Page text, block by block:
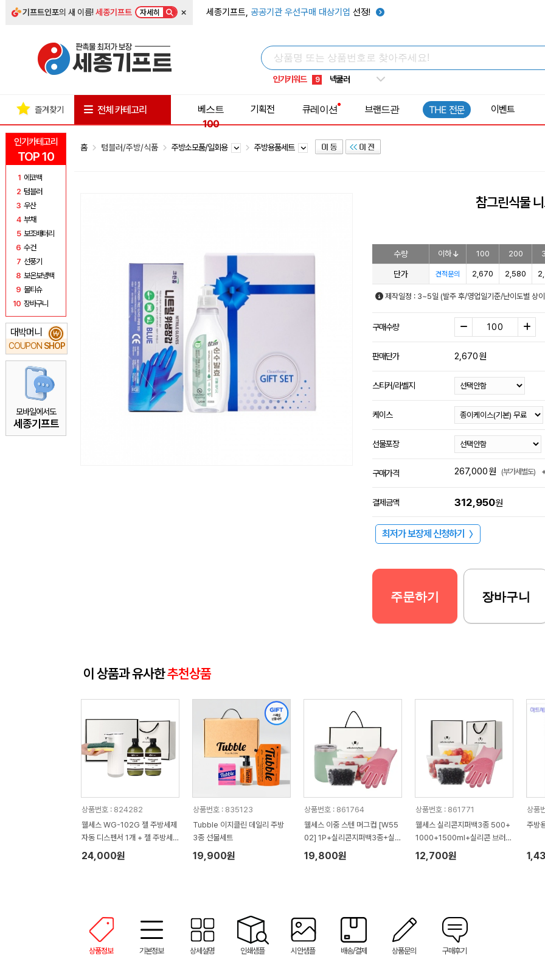
기프트인포의 새 이름!세종기프트 자세히 × 세종기프트, 공공기관 우선구매 대상기업 선정!
인기키워드
5 키캡
8 쿨토시
9 넥쿨러
1 선풍기
인기카테고리
TOP 10
1 에코백
2 텀블러
3 우산
4 부채
5 보조배터리
6 수건
7 선풍기
8 보온보냉백
9 물티슈
10 장바구니
대박머니
COUPON SHOP
₩
모바일에서도
세종기프트
즐겨찾기 전체 카테고리
베스트
100
기획전 큐레이션 브랜드관 THE 전문 이벤트
홈 텀블러/주방/식품 주방소모품/일회용 주방용품세트
참그린식물
수량 이하 100 200
단가 견적문의 2,670 2,580
제작일정 : 3~5일 (발주 후/영업일기준/난이도별 상
구매수량
판매단가 2,670원
스티커/라벨지
케이스
선물포장
구매가격 267,000원 (부가세별도)
결제금액 312,950원
최저가 보장제 신청하기 〉
주문하기 장바구니
이 상품과 유사한추천상품
상품번호 : 824282
웰세스 WG-102G 젤 주방세제
자동 디스펜서 1개 + 젤 주방세
제 리필 2개 (500ml)
24,000원
상품번호 : 835123
Tubble 이지클린 데일리 주방
3종 선물세트
19,900원
상품번호 : 861764
웰세스 이중 스텐 머그컵 [W55
02] 1P+실리콘지퍼백3종+실리
콘 브러시 설거지 수세미 일체형
고무장갑 1P 세트
19,800원
상품번호 : 861771
웰세스 실리콘지퍼백3종 500+
1000+1500ml+실리콘 브러시
설거지 수세미 일체형 고무장갑
1P 세트
12,700원
상품
주방
상품정보 기본정보 상세설명 인쇄샘플 시안샘플 배송/결제 상품문의 구매후기